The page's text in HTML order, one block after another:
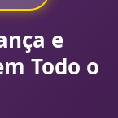
e
Todo o